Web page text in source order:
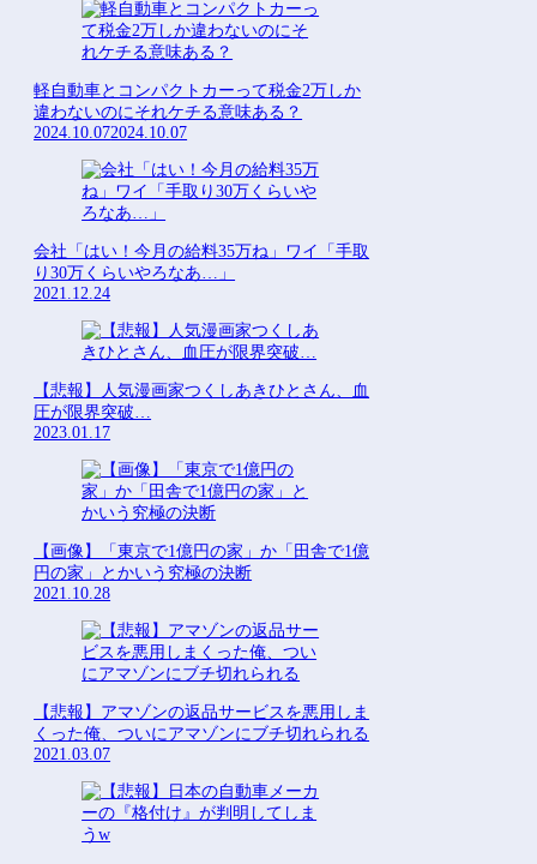
Powered by livedoor 相互RSS
軽自動車とコンパクトカーって税金2万しか
違わないのにそれケチる意味ある？
2024.10.072024.10.07
会社「はい！今月の給料35万ね」ワイ「手取
り30万くらいやろなあ…」
2021.12.24
【悲報】人気漫画家つくしあきひとさん、血
圧が限界突破…
2023.01.17
【画像】「東京で1億円の家」か「田舎で1億
円の家」とかいう究極の決断
2021.10.28
【悲報】アマゾンの返品サービスを悪用しま
くった俺、ついにアマゾンにブチ切れられる
2021.03.07